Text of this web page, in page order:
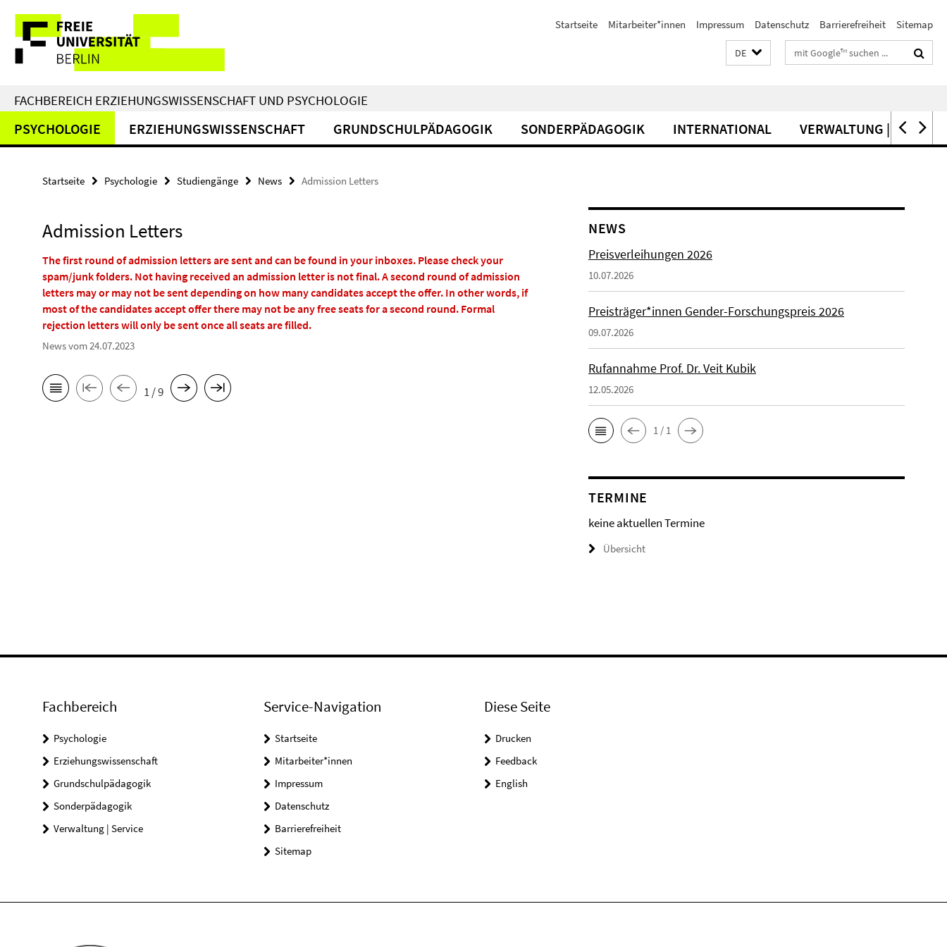
direkt
Inhalt
Service-
Navigation
Startseite Mitarbeiter*innen Impressum Datenschutz Barrierefreiheit Sitemap
DE Suchbegriffe
FACHBEREICH ERZIEHUNGSWISSENSCHAFT UND PSYCHOLOGIE
PSYCHOLOGIE ERZIEHUNGSWISSENSCHAFT GRUNDSCHULPÄDAGOGIK SONDERPÄDAGOGIK INTERNATIONAL VERWALTUNG | SERVICE
Startseite Psychologie Studiengänge News Admission Letters
Admission Letters
The first round of admission letters are sent and can be found in your inboxes. Please check your
spam/junk folders. Not having received an admission letter is not final. A second round of admission
letters may or may not be sent depending on how many candidates accept the offer. In other words, if
most of the candidates accept offer there may not be any free seats for a second round. Formal
rejection letters will only be sent once all seats are filled.
News vom 24.07.2023
1 / 9
NEWS
Preisverleihungen 2026
10.07.2026
Preisträger*innen Gender-Forschungspreis 2026
09.07.2026
Rufannahme Prof. Dr. Veit Kubik
12.05.2026
1 / 1
TERMINE
keine aktuellen Termine
Übersicht
Fachbereich
Psychologie
Erziehungswissenschaft
Grundschulpädagogik
Sonderpädagogik
Verwaltung | Service
Service-Navigation
Startseite
Mitarbeiter*innen
Impressum
Datenschutz
Barrierefreiheit
Sitemap
Diese Seite
Drucken
Feedback
English